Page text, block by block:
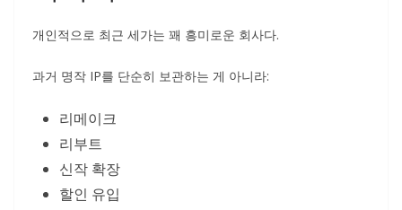
개인적으로 최근 세가는 꽤 흥미로운 회사다.
과거 명작 IP를 단순히 보관하는 게 아니라:
리메이크
리부트
신작 확장
할인 유입